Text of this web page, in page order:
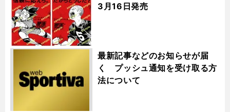
3月16日発売
最新記事などのお知らせが届
く プッシュ通知を受け取る方
法について